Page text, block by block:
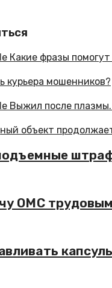
курьера мошенников?
объект
ОМС